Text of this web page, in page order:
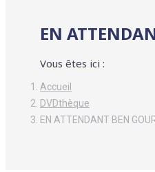
EN
Vous êtes ici :
Accueil
DVDthèque
EN ATTENDANT BEN